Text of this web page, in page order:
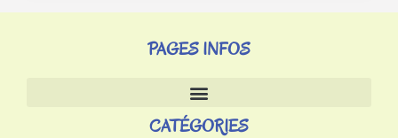
PAGES INFOS
CATÉGORIES